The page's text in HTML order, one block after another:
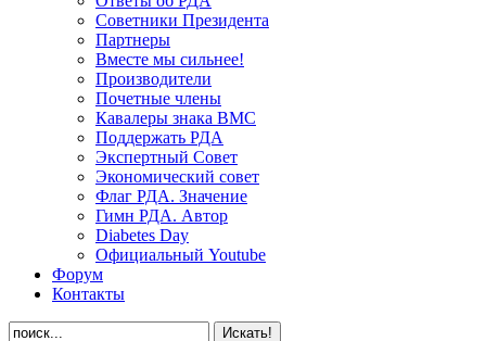
Советники Президента
Партнеры
Вместе мы сильнее!
Производители
Почетные члены
Кавалеры знака ВМС
Поддержать РДА
Экспертный Совет
Экономический совет
Флаг РДА. Значение
Гимн РДА. Автор
Diabetes Day
Официальный Youtube
Форум
Контакты